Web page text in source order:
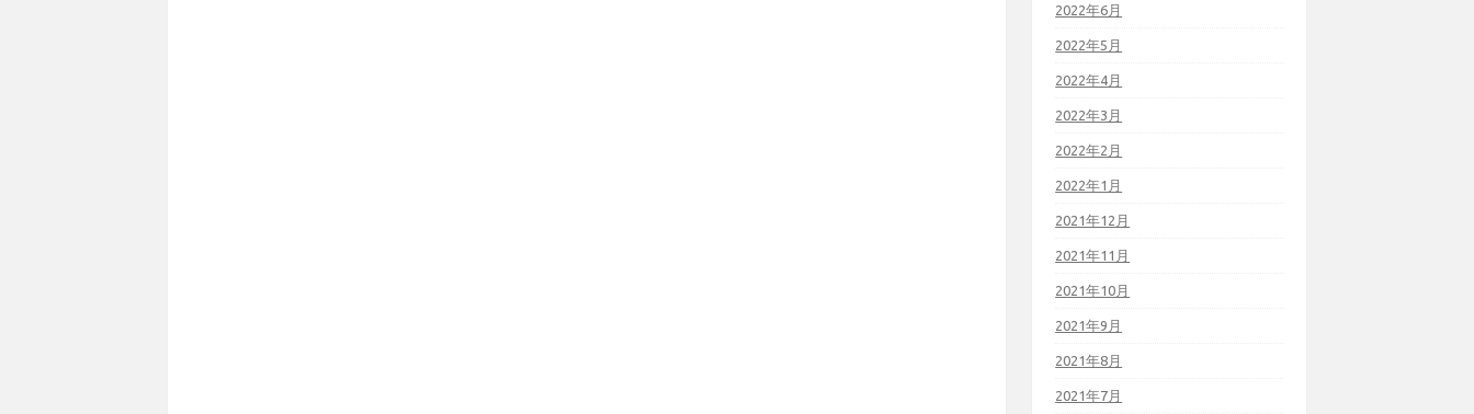
2022年6月
2022年5月
2022年4月
2022年3月
2022年2月
2022年1月
2021年12月
2021年11月
2021年10月
2021年9月
2021年8月
2021年7月